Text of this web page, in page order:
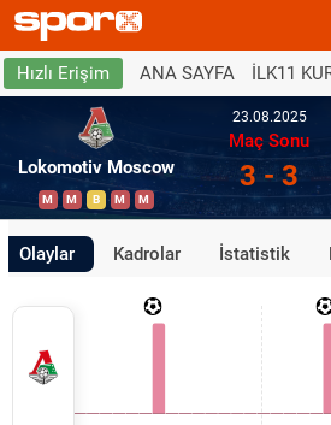
Hızlı Erişim ANA SAYFA İLK11
Lokomotiv Moscow
M M B M M
23.08.2025
Maç Sonu
3 - 3
Olaylar Kadrolar İstatistik